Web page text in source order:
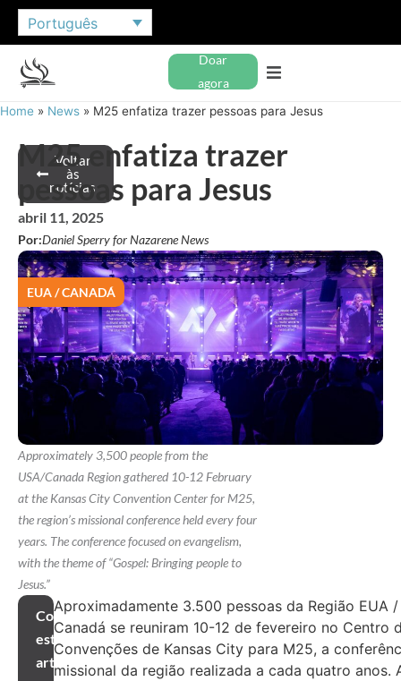
Português
Doar
agora
Home » News » M25 enfatiza trazer pessoas para Jesus
Voltar
às
notícias
M25 enfatiza trazer
pessoas para Jesus
abril 11, 2025
Por:Daniel Sperry for Nazarene News
EUA / CANADÁ
Approximately 3,500 people from the
USA/Canada Region gathered 10-12 February
at the Kansas City Convention Center for M25,
the region’s missional conference held every four
years. The conference focused on evangelism,
with the theme of “Gospel: Bringing people to
Jesus.”
Compartilhar
este
artigo
Aproximadamente 3.500 pessoas da Região EUA /
Canadá se reuniram 10-12 de fevereiro no Centro
Convenções de Kansas City para M25, a
missional da região realizada a cada quatro anos.